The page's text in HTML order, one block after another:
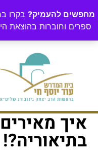
מחפשים להעמיק? בקרו
ספרים וחוברות בהוצאת
איך
בתיאוריה?!